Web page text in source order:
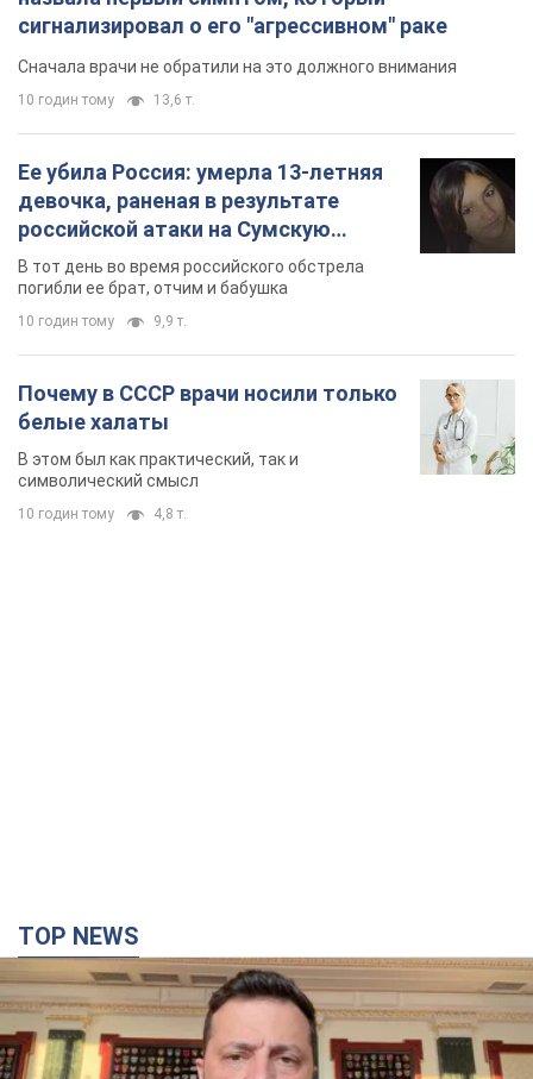
сигнализировал о его "агрессивном" раке
Сначала врачи не обратили на это должного внимания
10 годин тому 13,6 т.
Ее убила Россия: умерла 13-летняя
девочка, раненая в результате
российской атаки на Сумскую
область. Фото
В тот день во время российского обстрела
погибли ее брат, отчим и бабушка
10 годин тому 9,9 т.
Почему в СССР врачи носили только
белые халаты
В этом был как практический, так и
символический смысл
10 годин тому 4,8 т.
TOP NEWS